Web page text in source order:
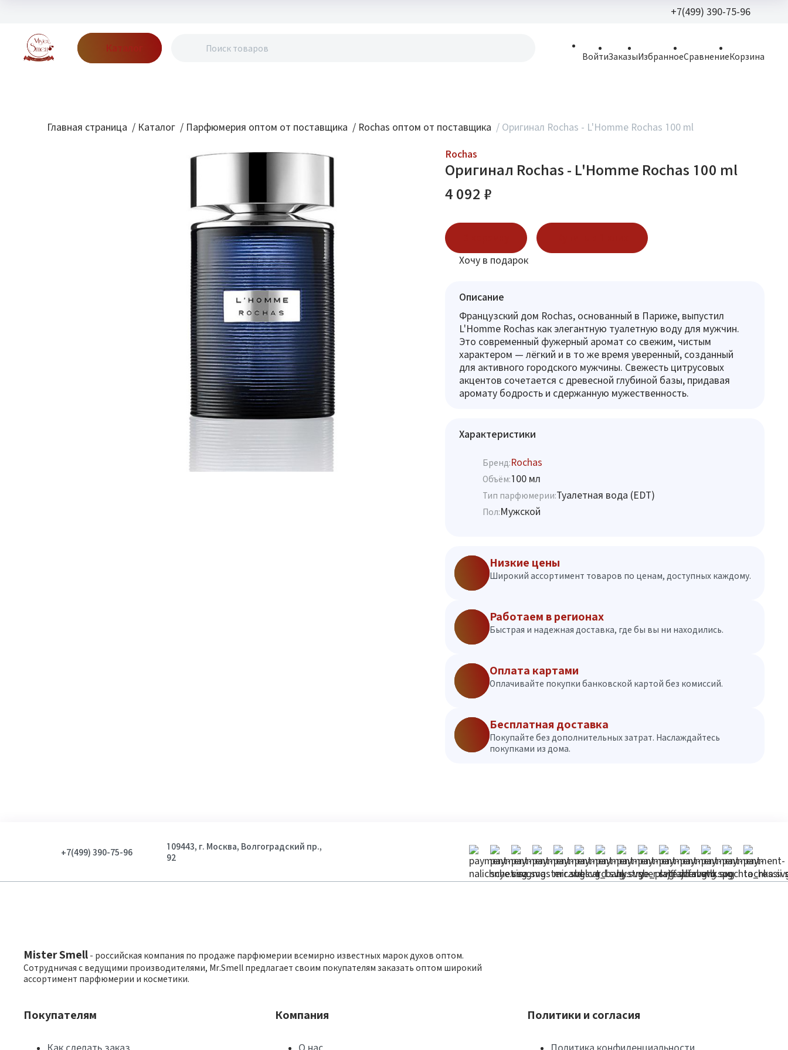
+7(499) 390-75-96
Каталог
ВойтиЗаказыИзбранноеСравнениеКорзина
Главная страница / Каталог / Парфюмерия оптом от поставщика / Rochas оптом от поставщика / Оригинал Rochas - L'Homme Rochas 100 ml
Rochas
Оригинал Rochas - L'Homme Rochas 100 ml
4 092 ₽
Хочу в подарок
Описание
Французский дом Rochas, основанный в Париже, выпустил
L'Homme Rochas как элегантную туалетную воду для мужчин.
Это современный фужерный аромат со свежим, чистым
характером — лёгкий и в то же время уверенный, созданный
для активного городского мужчины. Свежесть цитрусовых
акцентов сочетается с древесной глубиной базы, придавая
аромату бодрость и сдержанную мужественность.
Характеристики
Бренд:Rochas
Объём:100 мл
Тип парфюмерии:Туалетная вода (EDT)
Пол:Мужской
Низкие цены
Широкий ассортимент товаров по ценам, доступных каждому.
Работаем в регионах
Быстрая и надежная доставка, где бы вы ни находились.
Оплата картами
Оплачивайте покупки банковской картой без комиссий.
Бесплатная доставка
Покупайте без дополнительных затрат. Наслаждайтесь
покупками из дома.
+7(499) 390-75-96
109443, г. Москва, Волгоградский пр.,
92
Mister Smell - российская компания по продаже парфюмерии всемирно известных марок духов оптом.
Сотрудничая с ведущими производителями, Mr.Smell предлагает своим покупателям заказать оптом широкий
ассортимент парфюмерии и косметики.
Покупателям
Как сделать заказ
Компания
О нас
Политики и согласия
Политика конфиденциальности